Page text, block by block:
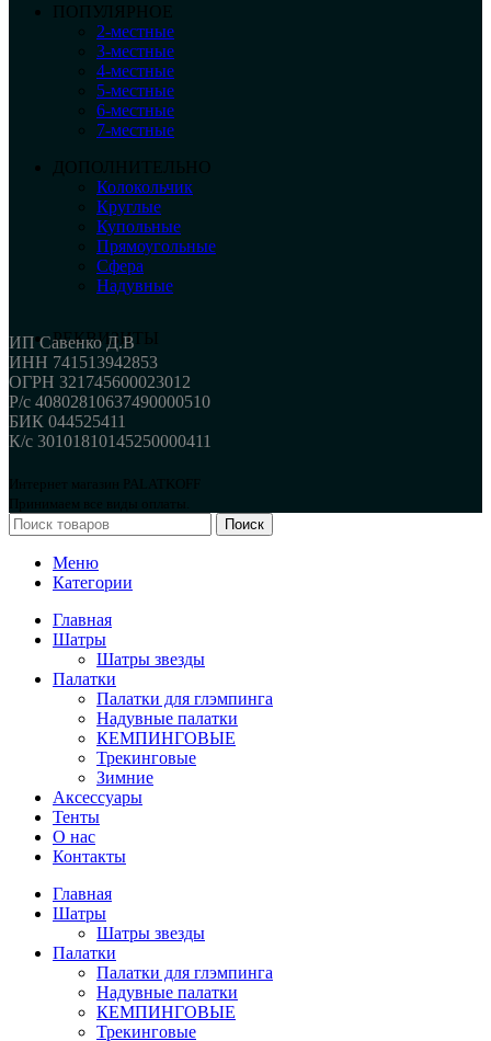
ПОПУЛЯРНОЕ
2-местные
3-местные
4-местные
5-местные
6-местные
7-местные
ДОПОЛНИТЕЛЬНО
Колокольчик
Круглые
Купольные
Прямоугольные
Сфера
Надувные
РЕКВИЗИТЫ
ИП Савенко Д.В
ИНН 741513942853
ОГРН 321745600023012
Р/с 40802810637490000510
БИК 044525411
К/с 30101810145250000411
Интернет магазин PALATKOFF
Принимаем все виды оплаты.
Поиск
Меню
Категории
Главная
Шатры
Шатры звезды
Палатки
Палатки для глэмпинга
Надувные палатки
КЕМПИНГОВЫЕ
Трекинговые
Зимние
Аксессуары
Тенты
О нас
Контакты
Главная
Шатры
Шатры звезды
Палатки
Палатки для глэмпинга
Надувные палатки
КЕМПИНГОВЫЕ
Трекинговые